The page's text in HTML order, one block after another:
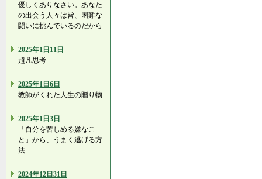
優しくありなさい。あなた
の出会う人々は皆、困難な
闘いに挑んでいるのだから
2025年1日11日
超凡思考
2025年1日6日
教師がくれた人生の贈り物
2025年1日3日
「自分を苦しめる嫌なこ
と」から、うまく逃げる方
法
2024年12日31日